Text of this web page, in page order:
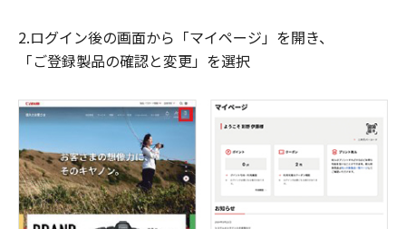
2.ログイン後の画面から「マイページ」を開き、
「ご登録製品の確認と変更」を選択